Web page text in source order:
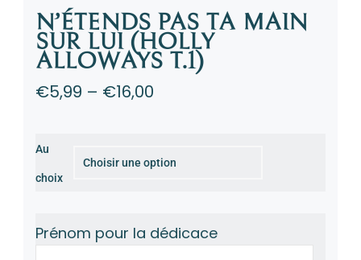
N’ÉTENDS PAS TA MAIN
SUR LUI (HOLLY
ALLOWAYS T.1)
€5,99 – €16,00
Au
choix
Prénom pour la dédicace